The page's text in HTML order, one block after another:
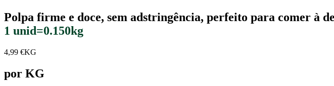
Polpa firme e doce, sem adstringência, perfeito para comer à
1 unid=0.150kg
4,99 €KG
por KG